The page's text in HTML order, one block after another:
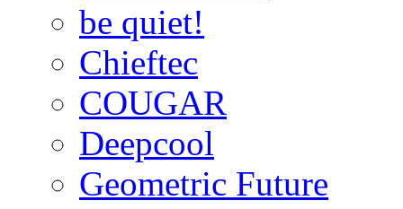
be quiet!
Chieftec
COUGAR
Deepcool
Geometric Future